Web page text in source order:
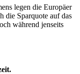
legen die Europäer
die Sparquote auf das
während jenseits